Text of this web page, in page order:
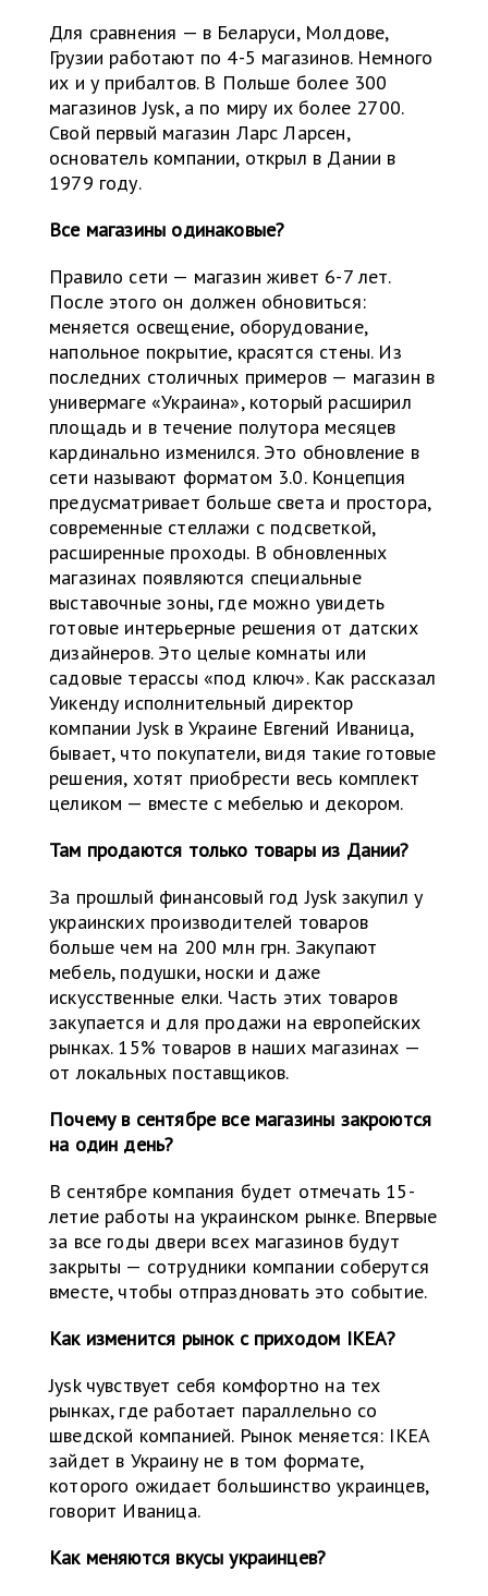
Для сравнения — в Беларуси, Молдове,
Грузии работают по 4-5 магазинов. Немного
их и у прибалтов. В Польше более 300
магазинов Jysk, а по миру их более 2700.
Свой первый магазин Ларс Ларсен,
основатель компании, открыл в Дании в
1979 году.
Все магазины одинаковые?
Правило сети — магазин живет 6-7 лет.
После этого он должен обновиться:
меняется освещение, оборудование,
напольное покрытие, красятся стены. Из
последних столичных примеров — магазин в
универмаге «Украина», который расширил
площадь и в течение полутора месяцев
кардинально изменился. Это обновление в
сети называют форматом 3.0. Концепция
предусматривает больше света и простора,
современные стеллажи с подсветкой,
расширенные проходы. В обновленных
магазинах появляются специальные
выставочные зоны, где можно увидеть
готовые интерьерные решения от датских
дизайнеров. Это целые комнаты или
садовые терассы «под ключ». Как рассказал
Уикенду исполнительный директор
компании Jysk в Украине Евгений Иваница,
бывает, что покупатели, видя такие готовые
решения, хотят приобрести весь комплект
целиком — вместе с мебелью и декором.
Там продаются только товары из Дании?
За прошлый финансовый год Jysk закупил у
украинских производителей товаров
больше чем на 200 млн грн. Закупают
мебель, подушки, носки и даже
искусственные елки. Часть этих товаров
закупается и для продажи на европейских
рынках. 15% товаров в наших магазинах —
от локальных поставщиков.
Почему в сентябре все магазины закроются
на один день?
В сентябре компания будет отмечать 15-
летие работы на украинском рынке. Впервые
за все годы двери всех магазинов будут
закрыты — сотрудники компании соберутся
вместе, чтобы отпраздновать это событие.
Как изменится рынок с приходом IKEA?
Jysk чувствует себя комфортно на тех
рынках, где работает параллельно со
шведской компанией. Рынок меняется: IKEA
зайдет в Украину не в том формате,
которого ожидает большинство украинцев,
говорит Иваница.
Как меняются вкусы украинцев?